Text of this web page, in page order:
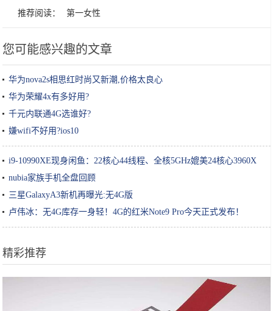
推荐阅读： 第一女性
您可能感兴趣的文章
华为nova2s相思红时尚又新潮,价格太良心
华为荣耀4x有多好用?
千元内联通4G选谁好?
嫌wifi不好用?ios10
i9-10990XE现身闲鱼：22核心44线程、全核5GHz媲美24核心3960X
nubia家族手机全盘回顾
三星GalaxyA3新机再曝光:无4G版
卢伟冰：无4G库存一身轻！4G的红米Note9 Pro今天正式发布！
精彩推荐